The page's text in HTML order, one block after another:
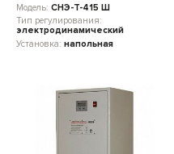
Модель: СНЭ-Т-415 Ш
Тип регулирования:
электродинамический
Установка: напольная